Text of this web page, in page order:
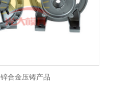
锌合金压铸产品